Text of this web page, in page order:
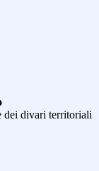
divari territoriali